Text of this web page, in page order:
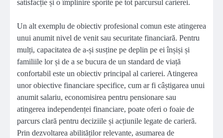
satisfacție și o împlinire sporite pe tot parcursul carierei.
Un alt exemplu de obiectiv profesional comun este atingerea
unui anumit nivel de venit sau securitate financiară. Pentru
mulți, capacitatea de a-și susține pe deplin pe ei înșiși și
familiile lor și de a se bucura de un standard de viață
confortabil este un obiectiv principal al carierei. Atingerea
unor obiective financiare specifice, cum ar fi câștigarea unui
anumit salariu, economisirea pentru pensionare sau
atingerea independenței financiare, poate oferi o foaie de
parcurs clară pentru deciziile și acțiunile legate de carieră.
Prin dezvoltarea abilităților relevante, asumarea de